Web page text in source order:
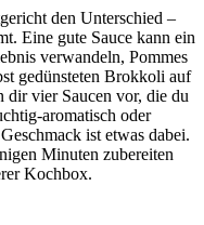
den Unterschied –
Eine gute Sauce kann ein
verwandeln, Pommes
gedünsteten Brokkoli auf
dir vier Saucen vor, die du
aromatisch oder
ist etwas dabei.
Minuten zubereiten
Kochbox.